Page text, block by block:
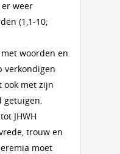
weer
(1,1-10;
woorden en
verkondigen
ook met zijn
getuigen.
JHWH
trouw en
moet